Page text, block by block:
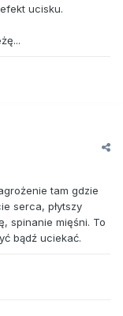
ucisku.
tam gdzie
serca, płytszy
spinanie mięśni. To
bądź uciekać.